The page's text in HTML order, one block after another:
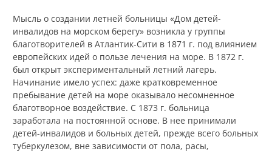
Мысль о создании летней больницы «Дом детей-
инвалидов на морском берегу» возникла у группы
благотворителей в Атлантик-Сити в 1871 г. под влиянием
европейских идей о пользе лечения на море. В 1872 г.
был открыт экспериментальный летний лагерь.
Начинание имело успех: даже кратковременное
пребывание детей на море оказывало несомненное
благотворное воздействие. С 1873 г. больница
заработала на постоянной основе. В нее принимали
детей-инвалидов и больных детей, прежде всего больных
туберкулезом, вне зависимости от пола, расы,